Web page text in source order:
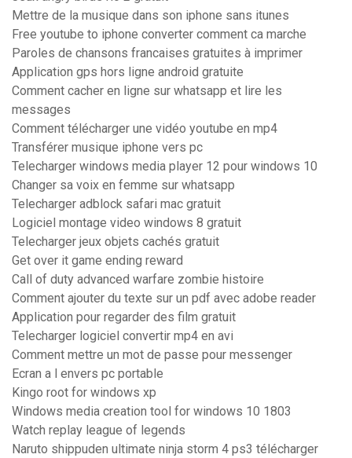
Mettre de la musique dans son iphone sans itunes
Free youtube to iphone converter comment ca marche
Paroles de chansons francaises gratuites à imprimer
Application gps hors ligne android gratuite
Comment cacher en ligne sur whatsapp et lire les
messages
Comment télécharger une vidéo youtube en mp4
Transférer musique iphone vers pc
Telecharger windows media player 12 pour windows 10
Changer sa voix en femme sur whatsapp
Telecharger adblock safari mac gratuit
Logiciel montage video windows 8 gratuit
Telecharger jeux objets cachés gratuit
Get over it game ending reward
Call of duty advanced warfare zombie histoire
Comment ajouter du texte sur un pdf avec adobe reader
Application pour regarder des film gratuit
Telecharger logiciel convertir mp4 en avi
Comment mettre un mot de passe pour messenger
Ecran a l envers pc portable
Kingo root for windows xp
Windows media creation tool for windows 10 1803
Watch replay league of legends
Naruto shippuden ultimate ninja storm 4 ps3 télécharger